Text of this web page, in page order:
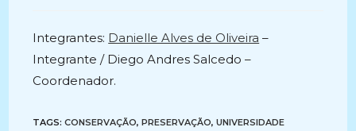
Integrantes: Danielle Alves de Oliveira –
Integrante / Diego Andres Salcedo –
Coordenador.
TAGS:CONSERVAÇÃO, PRESERVAÇÃO, UNIVERSIDADE